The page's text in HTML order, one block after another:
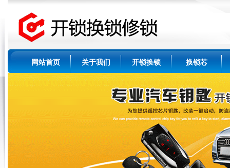
网站首页 关于我们 开锁换锁 换锁芯